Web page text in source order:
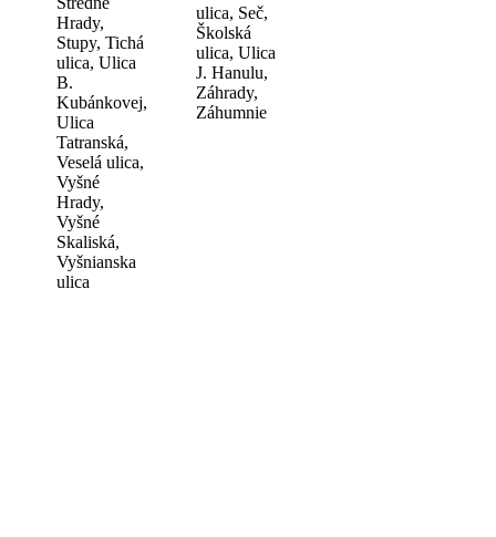
Hrady,
Stupy, Tichá
ulica, Ulica
B.
Kubánkovej,
Ulica
Tatranská,
Veselá ulica,
Vyšné
Hrady,
Vyšné
Skaliská,
Vyšnianska
ulica
ulica, Seč,
Školská
ulica, Ulica
J. Hanulu,
Záhrady,
Záhumnie